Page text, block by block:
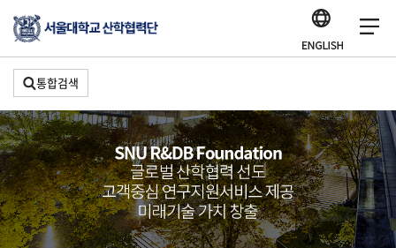
통합검색